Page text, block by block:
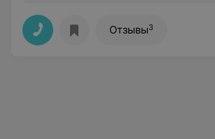
Отзывы3